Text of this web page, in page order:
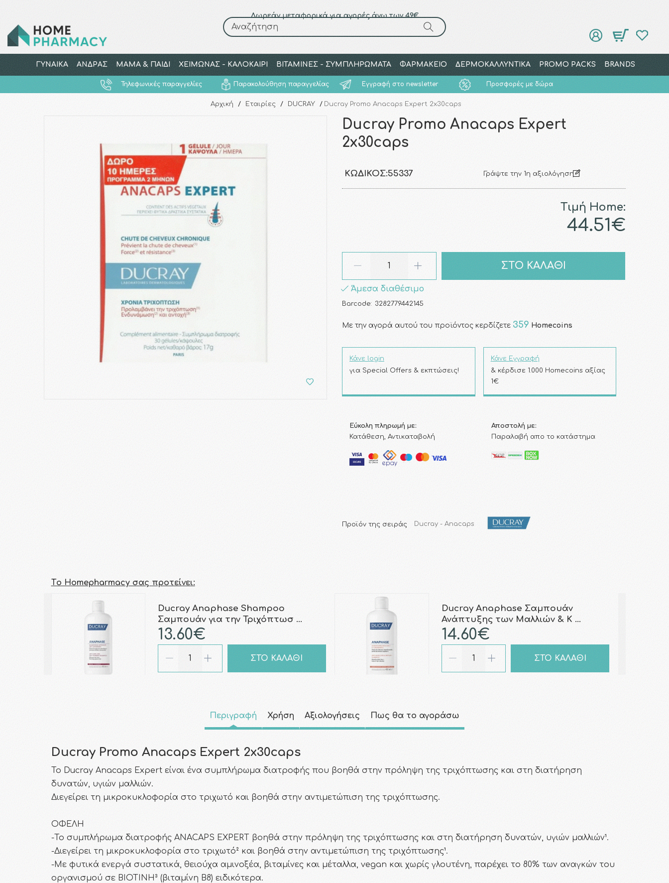
Δωρεάν μεταφορικά για αγορές άνω των 49€
Αναζήτηση
ΓΥΝΑΙΚΑ ΑΝΔΡΑΣ ΜΑΜΑ & ΠΑΙΔΙ ΧΕΙΜΩΝΑΣ - ΚΑΛΟΚΑΙΡΙ ΒΙΤΑΜΙΝΕΣ - ΣΥΜΠΛΗΡΩΜΑΤΑ ΦΑΡΜΑΚΕΙΟ ΔΕΡΜΟΚΑΛΛΥΝΤΙΚΑ PROMO PACKS BRANDS
Τηλεφωνικές παραγγελίες Παρακολούθηση παραγγελίας Εγγραφή στο newsletter Προσφορές με δώρα
Αναζήτηση
Αρχική / Εταιρίες / DUCRAY / Ducray Promo Anacaps Expert 2x30caps
Ducray Promo Anacaps Expert
2x30caps
ΚΩΔΙΚΌΣ:55337 Γράψτε την 1η αξιολόγηση
Τιμή Home:
44.51€
ΣΤΟ ΚΑΛΑΘΙ
Άμεσα διαθέσιμο
Barcode: 3282779442145
Με την αγορά αυτού του προϊόντος κερδίζετε 359 Homecoins
Κάνε login
για Special Offers & εκπτώσεις!
Κάνε Εγγραφή
& κέρδισε 1.000 Homecoins αξίας
1€
Εύκολη πληρωμή με:
Κατάθεση, Αντικαταβολή
Αποστολή με:
Παραλαβή απο το κατάστημα
Προϊόν της σειράς Ducray - Anacaps
Τo Homepharmacy σας προτείνει:
Ducray Anaphase Shampoo
Σαμπουάν για την Τριχόπτωσ …
13.60€
ΣΤΟ ΚΑΛΑΘΙ
Ducray Anaphase Σαμπουάν
Ανάπτυξης των Μαλλιών & Κ …
14.60€
ΣΤΟ ΚΑΛΑΘΙ
Περιγραφή Χρήση Αξιολογήσεις Πως θα το αγοράσω
Ducray Promo Anacaps Expert 2x30caps
Το Ducray Anacaps Expert είναι ένα συμπλήρωμα διατροφής που βοηθά στην πρόληψη της τριχόπτωσης και στη διατήρηση
δυνατών, υγιών μαλλιών.
Διεγείρει τη μικροκυκλοφορία στο τριχωτό και βοηθά στην αντιμετώπιση της τριχόπτωσης.
ΟΦΕΛΗ
-Το συμπλήρωμα διατροφής ANACAPS EXPERT βοηθά στην πρόληψη της τριχόπτωσης και στη διατήρηση δυνατών, υγιών μαλλιών¹.
-Διεγείρει τη μικροκυκλοφορία στο τριχωτό² και βοηθά στην αντιμετώπιση της τριχόπτωσης¹.
-Με φυτικά ενεργά συστατικά, θειούχα αμινοξέα, βιταμίνες και μέταλλα, vegan και χωρίς γλουτένη, παρέχει το 80% των αναγκών του
οργανισμού σε ΒΙΟΤΙΝΗ³ (βιταμίνη Β8) ειδικότερα.